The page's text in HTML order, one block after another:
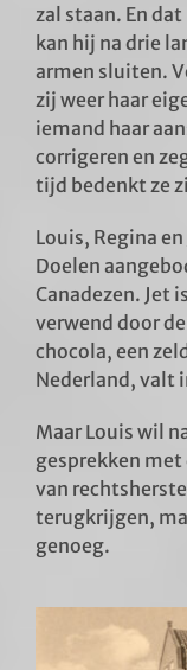
zal staan. En
kan hij na drie
armen sluiten.
zij weer haar
iemand haar
corrigeren en
tijd bedenkt ze
Louis, Regina
Doelen
Canadezen. Jet
verwend door
chocola, een
Nederland, valt
Maar Louis wil
gesprekken
van
terugkrijgen,
genoeg.